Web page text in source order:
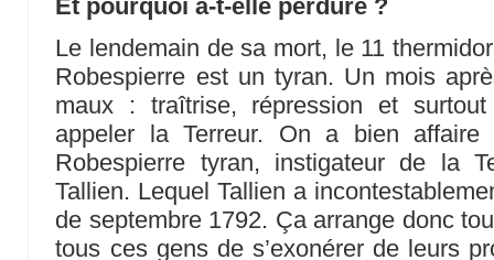
Et pourquoi a-t-elle perduré ?
Le lendemain de sa mort, le 11
Robespierre est un tyran. Un mois
maux : traîtrise, répression et
appeler la Terreur. On a bien affaire
Robespierre tyran, instigateur de la
Tallien. Lequel Tallien a
de septembre 1792. Ça arrange donc
tous ces gens de s’exonérer de leurs